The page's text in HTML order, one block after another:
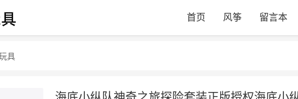
首页 风筝 留言本
具